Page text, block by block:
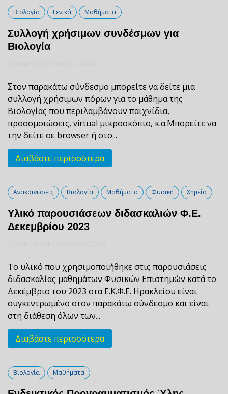
Βιολογία Γενικά Μαθήματα
Συλλογή χρήσιμων συνδέσμων για
Βιολογία
Στον παρακάτω σύνδεσμο μπορείτε να δείτε μια
συλλογή χρήσιμων πόρων για το μάθημα της
Βιολογίας που περιλαμβάνουν παιχνίδια,
προσομοιώσεις, virtual μικροσκόπιο, κ.α.Μπορείτε να
την δείτε σε browser ή στο...
Διαβάστε περισσότερα
Ανακοινώσεις Βιολογία Μαθήματα Φυσική Χημεία
Υλικό παρουσιάσεων διδασκαλιών Φ.Ε.
Δεκεμβρίου 2023
Το υλικό που χρησιμοποιήθηκε στις παρουσιάσεις
διδασκαλίας μαθημάτων Φυσικών Επιστημών κατά το
Δεκέμβριο του 2023 στα Ε.Κ.Φ.Ε. Ηρακλείου είναι
συγκεντρωμένο στον παρακάτω σύνδεσμο και είναι
στη διάθεση όλων των...
Διαβάστε περισσότερα
Βιολογία Μαθήματα